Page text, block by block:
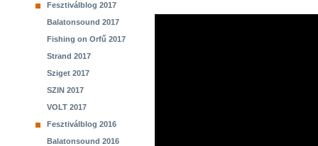
Fesztiválblog 2017
Balatonsound 2017
Fishing on Orfű 2017
Strand 2017
Sziget 2017
SZIN 2017
VOLT 2017
Fesztiválblog 2016
Balatonsound 2016